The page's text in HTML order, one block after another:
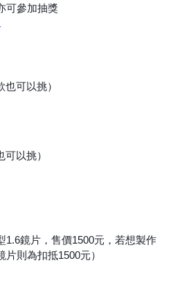
可參加抽獎
可以挑）
以挑）
1.6鏡片，售價1500元，若想製作
則為扣抵1500元）